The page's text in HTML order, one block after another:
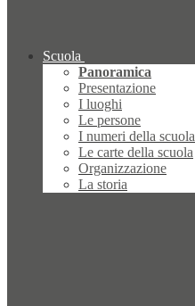
Scuola
Panoramica
Presentazione
I luoghi
Le persone
I numeri della scuola
Le carte della scuola
Organizzazione
La storia